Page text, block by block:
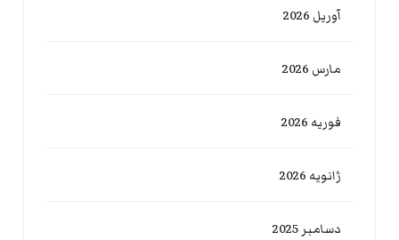
آوریل 2026
مارس 2026
فوریه 2026
ژانویه 2026
دسامبر 2025